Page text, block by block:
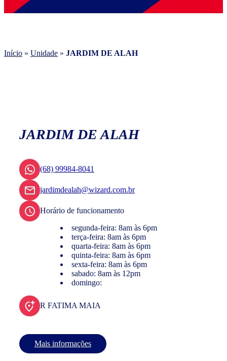
Início » Unidade » JARDIM DE ALAH
JARDIM DE ALAH
(68) 99984-8041
jardimdealah@wizard.com.br
Horário de funcionamento
segunda-feira: 8am às 6pm
terça-feira: 8am às 6pm
quarta-feira: 8am às 6pm
quinta-feira: 8am às 6pm
sexta-feira: 8am às 6pm
sabado: 8am às 12pm
domingo:
R FATIMA MAIA
Mais informações